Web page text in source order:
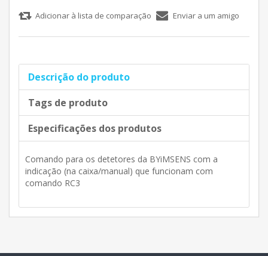
Descrição do produto
Tags de produto
Especificações dos produtos
Comando para os detetores da BYiMSENS com a
indicação (na caixa/manual) que funcionam com
comando RC3